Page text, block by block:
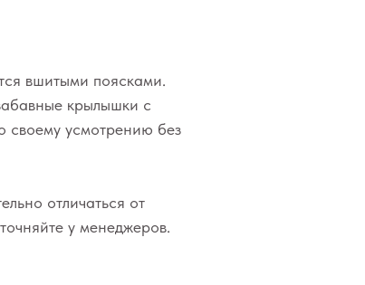
вшитыми поясками.
крылышки с
своему усмотрению без
отличаться от
у менеджеров.